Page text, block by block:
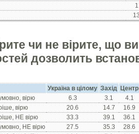
чи не вірите, що
дозволить
Україна в цілому Захід Центр
вірю
6.3 3.1
4.1
вірю
20.6 14.7
16.9
НЕ вірю
33.3 39.1
36.1
НЕ вірю
27.5 35.3
28.6